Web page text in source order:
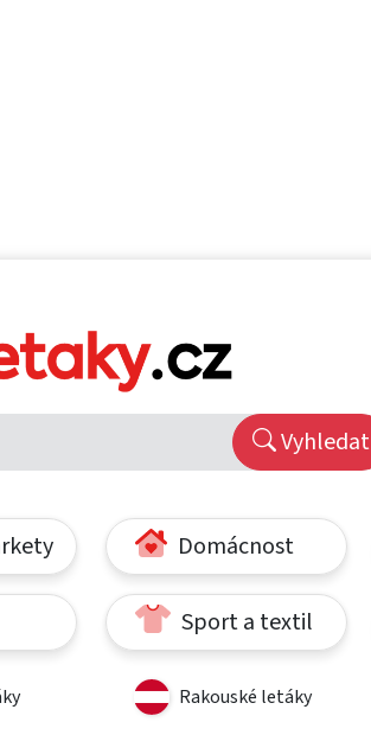
Vyhledat
Domácnost
Sport a textil
Rakouské letáky